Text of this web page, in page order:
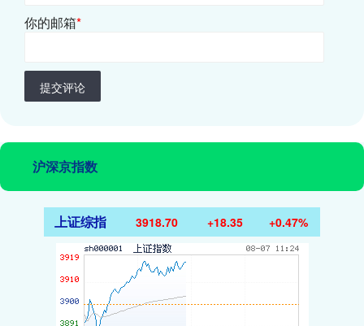
你的邮箱*
提交评论
沪深京指数
上证综指 3918.70 +18.35 +0.47%